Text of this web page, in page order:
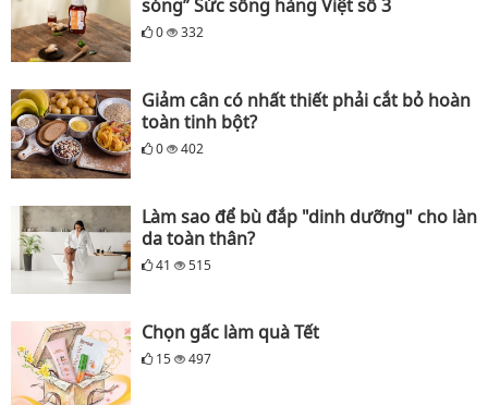
sóng” Sức sống hàng Việt số 3
0 332
Giảm cân có nhất thiết phải cắt bỏ hoàn
toàn tinh bột?
0 402
Làm sao để bù đắp "dinh dưỡng" cho làn
da toàn thân?
41 515
Chọn gấc làm quà Tết
15 497